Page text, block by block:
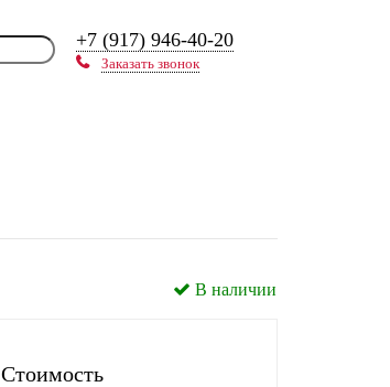
+7 (917) 946-40-20
Заказать звонок
В наличии
Стоимость